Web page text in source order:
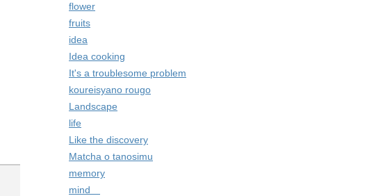
flower
fruits
idea
Idea cooking
It's a troublesome problem
koureisyano rougo
Landscape
life
Like the discovery
Matcha o tanosimu
memory
mind